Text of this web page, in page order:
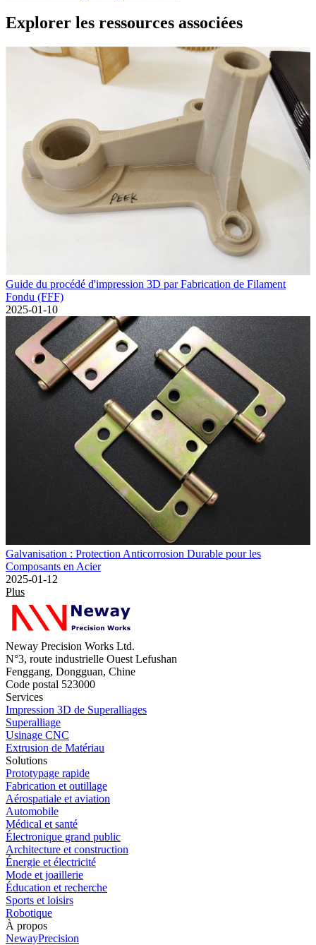
Explorer les ressources associées
Guide du procédé d'impression 3D par Fabrication de Filament
Fondu (FFF)
2025-01-10
Galvanisation : Protection Anticorrosion Durable pour les
Composants en Acier
2025-01-12
Plus
Neway Precision Works Ltd.
N°3, route industrielle Ouest Lefushan
Fenggang, Dongguan, Chine
Code postal 523000
Services
Impression 3D de Superalliages
Superalliage
Usinage CNC
Extrusion de Matériau
Solutions
Prototypage rapide
Fabrication et outillage
Aérospatiale et aviation
Automobile
Médical et santé
Électronique grand public
Architecture et construction
Énergie et électricité
Mode et joaillerie
Éducation et recherche
Sports et loisirs
Robotique
À propos
NewayPrecision